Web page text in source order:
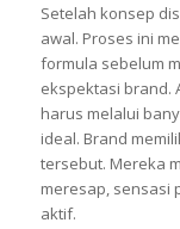
Setelah konsep
awal. Proses ini
formula sebelum
ekspektasi brand.
harus melalui
ideal. Brand
tersebut. Mereka
meresap, sensasi
aktif.